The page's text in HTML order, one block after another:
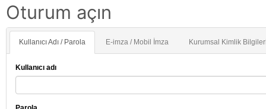
Oturum açın
Kullanıcı Adı / Parola E-imza / Mobil İmza Kurumsal Kimlik
Kullanıcı adı